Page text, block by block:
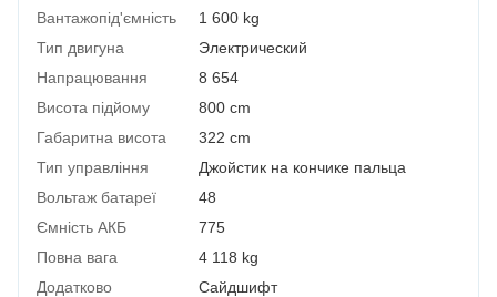
Вантажопід'ємність
1 600 kg
Тип двигуна
Электрический
Напрацювання
8 654
Висота підйому
800 cm
Габаритна висота
322 cm
Тип управління
Джойстик на кончике пальца
Вольтаж батареї
48
Ємність АКБ
775
Повна вага
4 118 kg
Додатково
Сайдшифт